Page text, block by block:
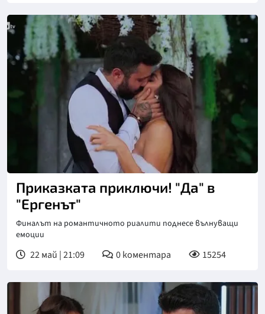
Снимка: bTV
Приказката приключи! "Да" в
"Ергенът"
Финалът на романтичното риалити поднесе вълнуващи
емоции
22 май | 21:09 0коментара 15254